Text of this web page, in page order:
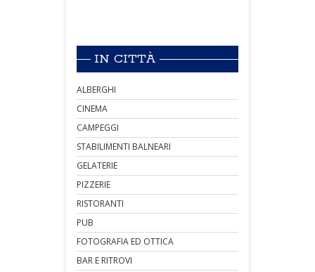
IN CITTÀ
ALBERGHI
CINEMA
CAMPEGGI
STABILIMENTI BALNEARI
GELATERIE
PIZZERIE
RISTORANTI
PUB
FOTOGRAFIA ED OTTICA
BAR E RITROVI